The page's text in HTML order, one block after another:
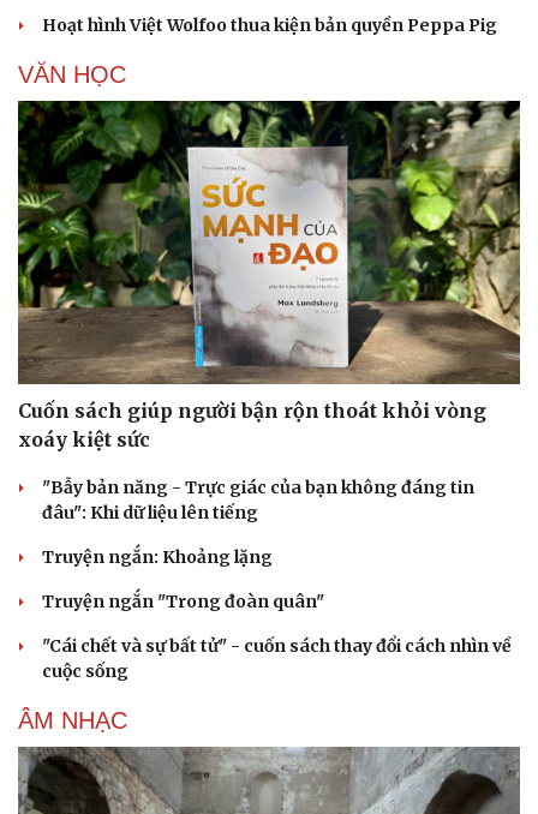
Cải chính
Hoạt hình Việt Wolfoo thua kiện bản quyền Peppa Pig
VĂN HỌC
Cuốn sách giúp người bận rộn thoát khỏi vòng
xoáy kiệt sức
"Bẫy bản năng - Trực giác của bạn không đáng tin
đâu": Khi dữ liệu lên tiếng
Truyện ngắn: Khoảng lặng
Truyện ngắn "Trong đoàn quân"
"Cái chết và sự bất tử" - cuốn sách thay đổi cách nhìn về
cuộc sống
ÂM NHẠC